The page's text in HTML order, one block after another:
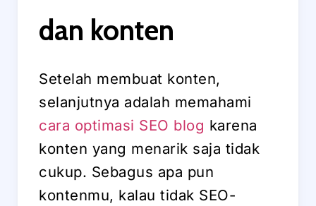
dan konten
Setelah membuat konten,
selanjutnya adalah memahami
cara optimasi SEO blog karena
konten yang menarik saja tidak
cukup. Sebagus apa pun
kontenmu, kalau tidak SEO-